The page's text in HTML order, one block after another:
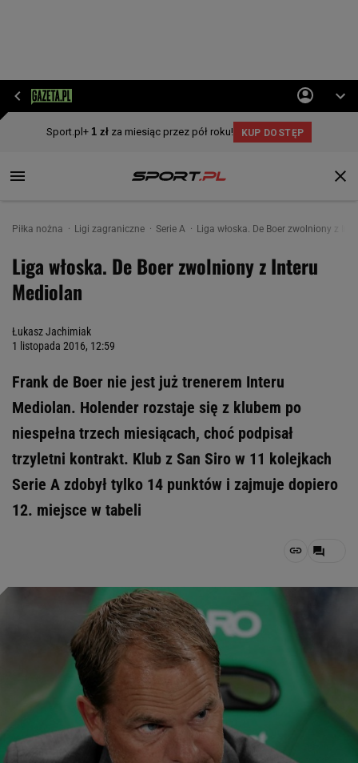
Piłka nożna Ligi zagraniczne Serie A Liga włoska. De Boer zwolniony z
Liga włoska. De Boer zwolniony z Interu
Mediolan
Łukasz Jachimiak
1 listopada 2016, 12:59
Frank de Boer nie jest już trenerem Interu
Mediolan. Holender rozstaje się z klubem po
niespełna trzech miesiącach, choć podpisał
trzyletni kontrakt. Klub z San Siro w 11 kolejkach
Serie A zdobył tylko 14 punktów i zajmuje dopiero
12. miejsce w tabeli